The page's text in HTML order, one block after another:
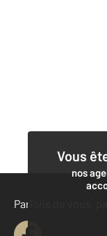
Vous
nos
Parlons de vous,